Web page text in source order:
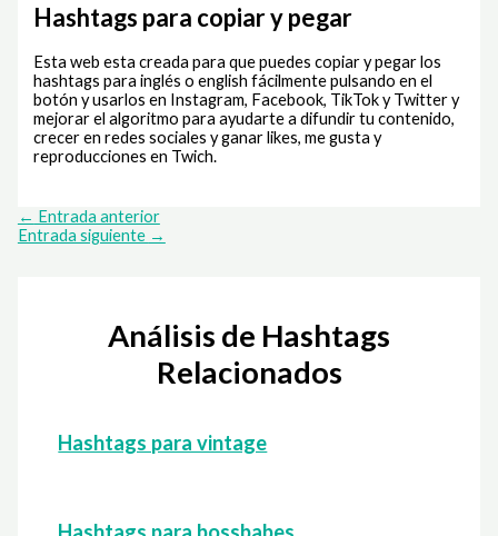
Hashtags para copiar y pegar
Esta web esta creada para que puedes copiar y pegar los
hashtags para inglés o english fácilmente pulsando en el
botón y usarlos en Instagram, Facebook, TikTok y Twitter y
mejorar el algoritmo para ayudarte a difundir tu contenido,
crecer en redes sociales y ganar likes, me gusta y
reproducciones en Twich.
← Entrada anterior
Entrada siguiente →
Análisis de Hashtags
Relacionados
Hashtags para vintage